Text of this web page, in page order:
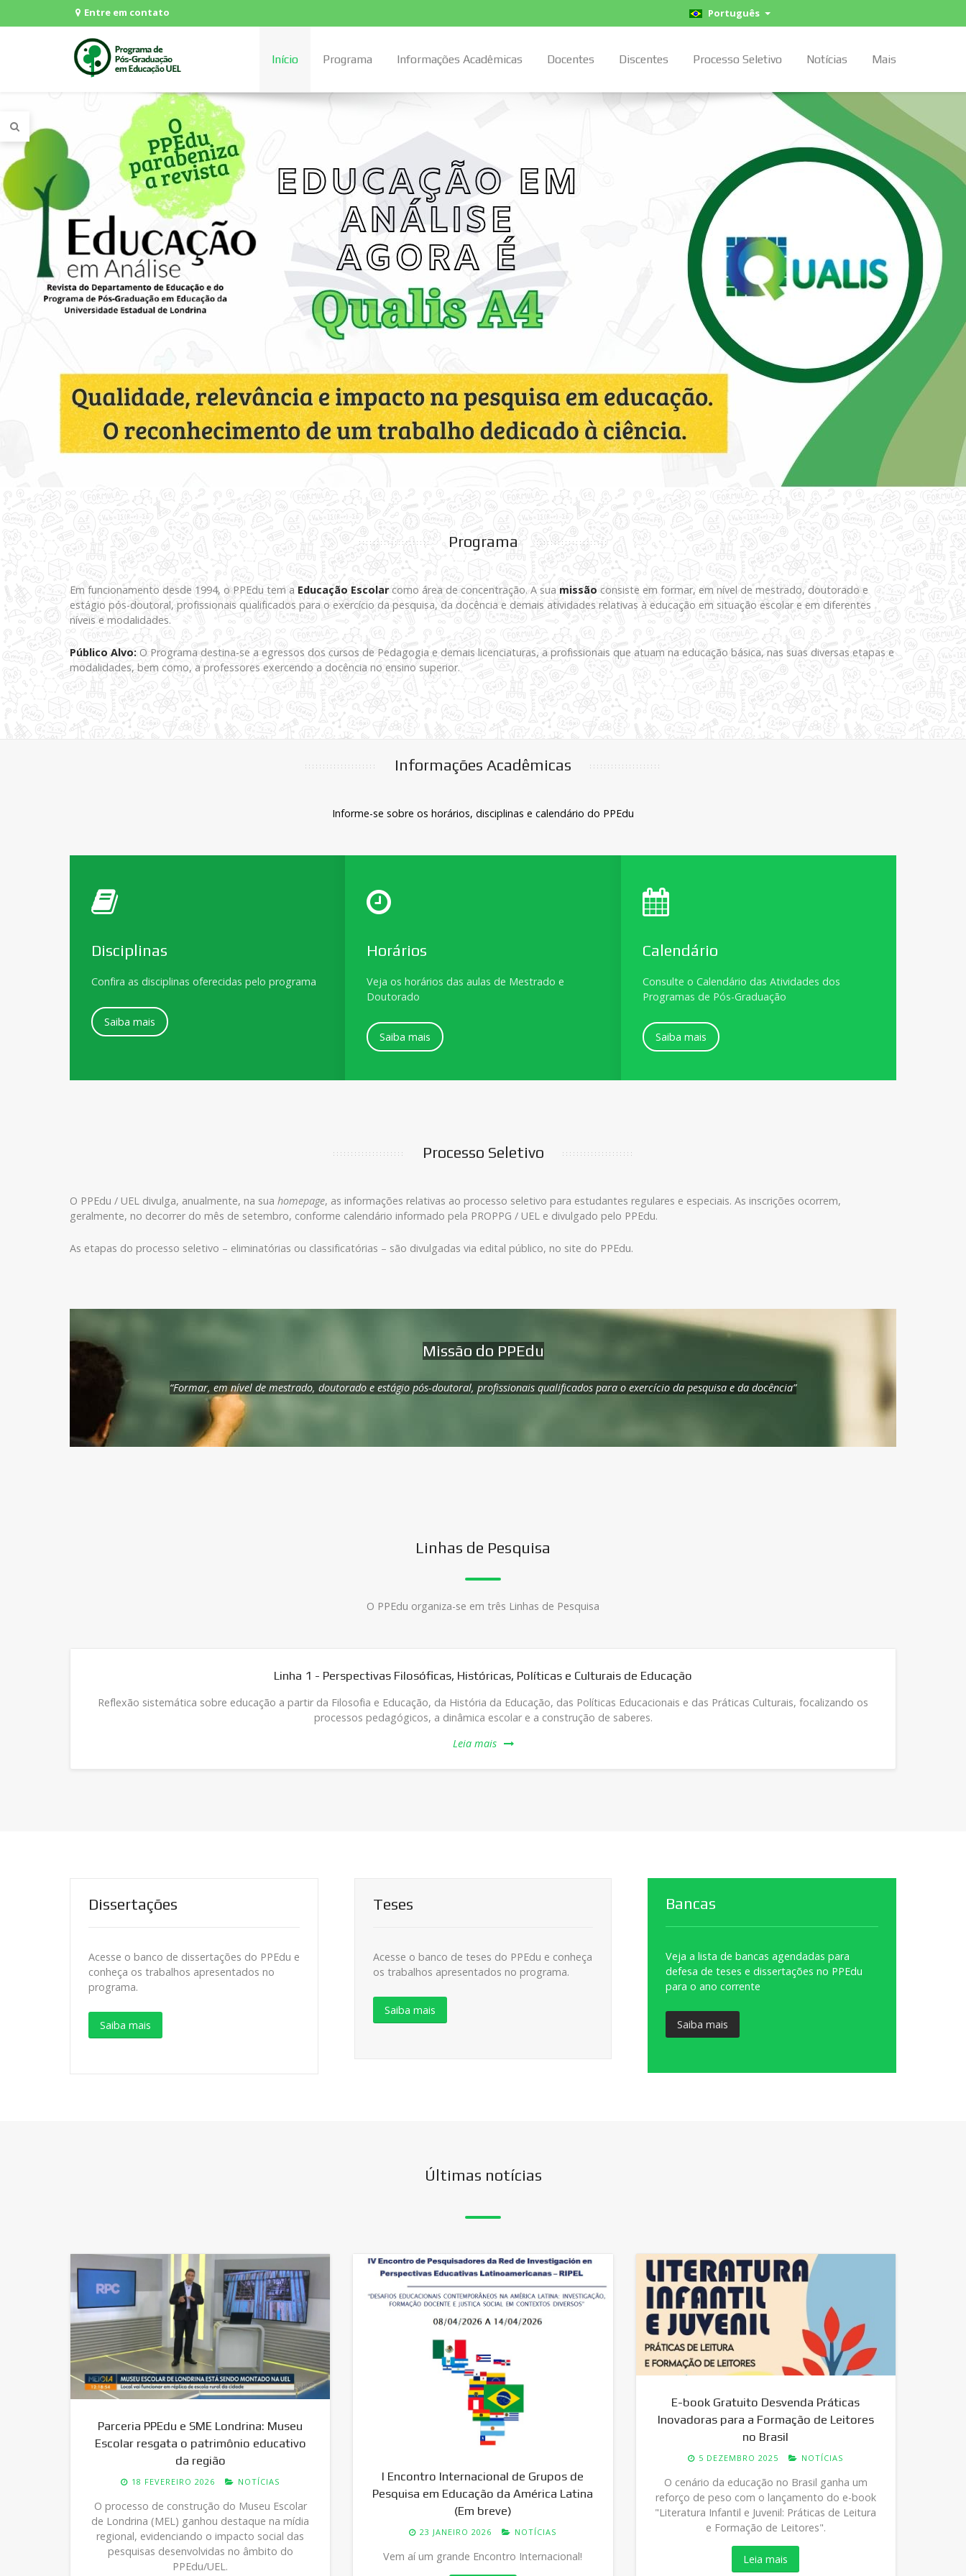
Entre em contato Português
Início Programa Informações Acadêmicas Docentes Discentes Processo Seletivo Notícias Mais
Programa
Em funcionamento desde 1994, o PPEdu tem a Educação Escolarcomo área de concentração. A sua missão consiste em formar, em nível de mestrado, doutorado e
estágio pós-doutoral, profissionais qualificados para o exercício da pesquisa, da docência e demais atividades relativas à educação em situação escolar e em diferentes
níveis e modalidades.
Público Alvo: O Programa destina-se a egressos dos cursos de Pedagogia e demais licenciaturas, a profissionais que atuam na educação básica, nas suas diversas etapas e
modalidades, bem como, a professores exercendo a docência no ensino superior.
Informações Acadêmicas
Informe-se sobre os horários, disciplinas e calendário do PPEdu
Disciplinas
Confira as disciplinas oferecidas pelo programa
Saiba mais
Horários
Veja os horários das aulas de Mestrado e
Doutorado
Saiba mais
Calendário
Consulte o Calendário das Atividades dos
Programas de Pós-Graduação
Saiba mais
Processo Seletivo
O PPEdu / UEL divulga, anualmente, na sua homepage, as informações relativas ao processo seletivo para estudantes regulares e especiais. As inscrições ocorrem,
geralmente, no decorrer do mês de setembro, conforme calendário informado pela PROPPG / UEL e divulgado pelo PPEdu.
As etapas do processo seletivo – eliminatórias ou classificatórias – são divulgadas via edital público, no site do PPEdu.
Missão do PPEdu
“Formar, em nível de mestrado, doutorado e estágio pós-doutoral, profissionais qualificados para o exercício da pesquisa e da docência”
Linhas de Pesquisa
O PPEdu organiza-se em três Linhas de Pesquisa
Linha 1 - Perspectivas Filosóficas, Históricas, Políticas e Culturais de Educação
Reflexão sistemática sobre educação a partir da Filosofia e Educação, da História da Educação, das Políticas Educacionais e das Práticas Culturais, focalizando os
processos pedagógicos, a dinâmica escolar e a construção de saberes.
Dissertações
Acesse o banco de dissertações do PPEdu e
conheça os trabalhos apresentados no
programa.
Saiba mais
Teses
Acesse o banco de teses do PPEdu e conheça
os trabalhos apresentados no programa.
Saiba mais
Bancas
Veja a lista de bancas agendadas para
defesa de teses e dissertações no PPEdu
para o ano corrente
Saiba mais
Últimas notícias
Parceria PPEdu e SME Londrina: Museu
Escolar resgata o patrimônio educativo
da região
18 FEVEREIRO 2026 NOTÍCIAS
O processo de construção do Museu Escolar
de Londrina (MEL) ganhou destaque na mídia
regional, evidenciando o impacto social das
pesquisas desenvolvidas no âmbito do
PPEdu/UEL.
I Encontro Internacional de Grupos de
Pesquisa em Educação da América Latina
(Em breve)
23 JANEIRO 2026 NOTÍCIAS
Vem aí um grande Encontro Internacional!
E-book Gratuito Desvenda Práticas
Inovadoras para a Formação de Leitores
no Brasil
5 DEZEMBRO 2025 NOTÍCIAS
O cenário da educação no Brasil ganha um
reforço de peso com o lançamento do e-book
"Literatura Infantil e Juvenil: Práticas de Leitura
e Formação de Leitores".
Leia mais